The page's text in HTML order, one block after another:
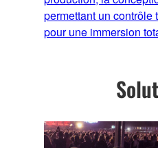
permettant un
pour une immersion